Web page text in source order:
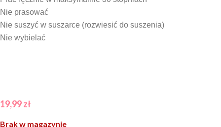
Nie prasować
Nie suszyć w suszarce (rozwiesić do suszenia)
Nie wybielać
19,99zł
Brak w magazynie